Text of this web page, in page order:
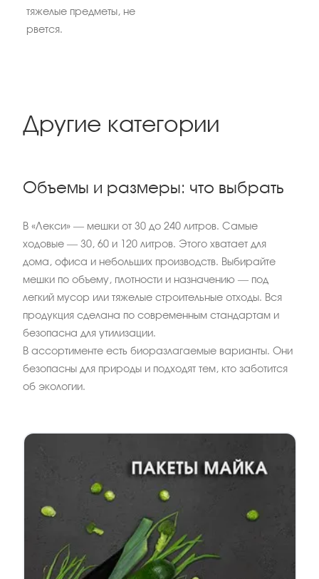
тяжелые предметы, не
рвется.
Другие категории
Объемы и размеры: что выбрать
В «Лекси» — мешки от 30 до 240 литров. Самые
ходовые — 30, 60 и 120 литров. Этого хватает для
дома, офиса и небольших производств. Выбирайте
мешки по объему, плотности и назначению — под
легкий мусор или тяжелые строительные отходы. Вся
продукция сделана по современным стандартам и
безопасна для утилизации.
В ассортименте есть биоразлагаемые варианты. Они
безопасны для природы и подходят тем, кто заботится
об экологии.